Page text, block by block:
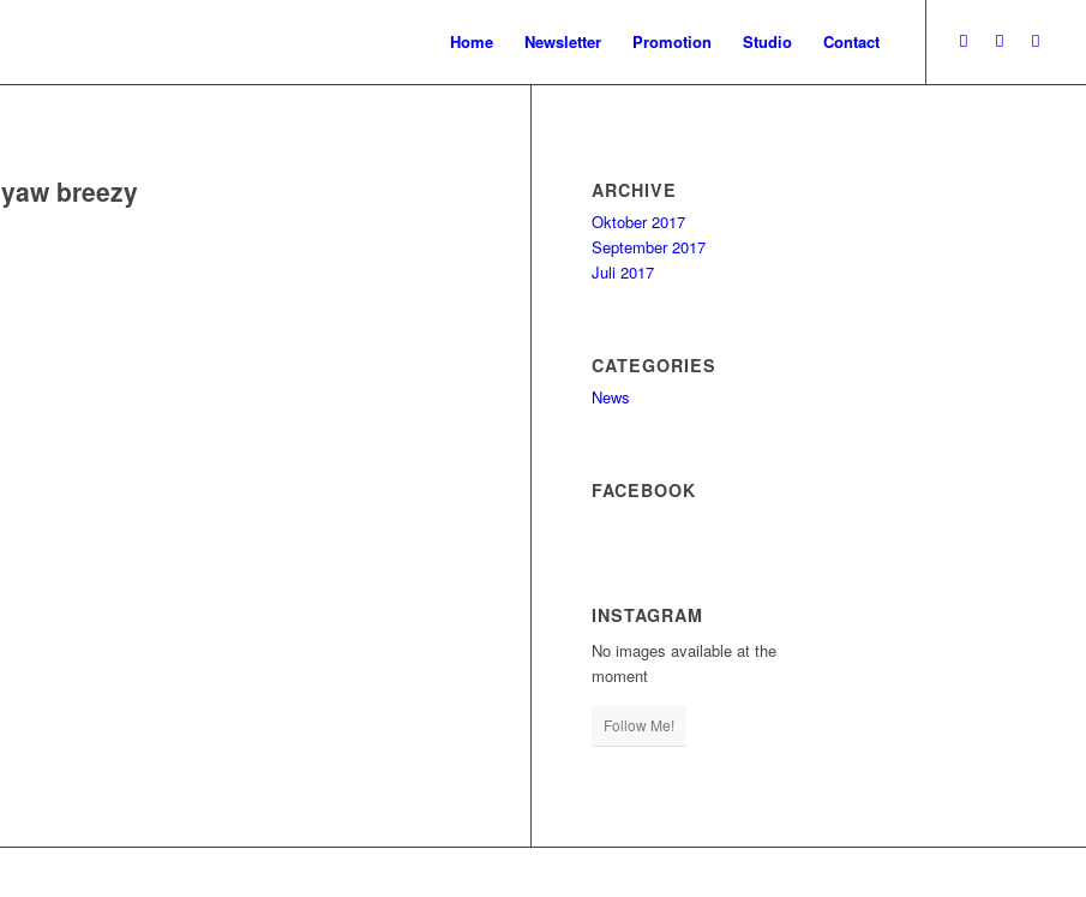
Home Newsletter Promotion Studio Contact
yaw breezy ARCHIVE
Oktober 2017
September 2017
Juli 2017
CATEGORIES
News
FACEBOOK
INSTAGRAM
No images available at the
moment
Follow Me!